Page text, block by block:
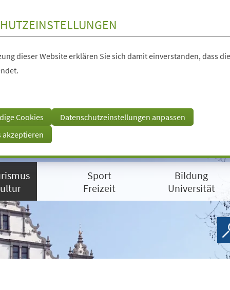
dieser Website erklären Sie sich damit einverstanden, dass
Cookies
Datenschutzeinstellungen anpassen
akzeptieren
Sport
Freizeit
Bildung
Universität